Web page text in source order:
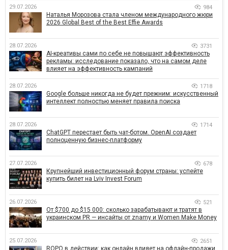
29.07.2026 984
Наталья Морозова стала членом международного жюри
2026 Global Best of the Best Effie Awards
28.07.2026 3731
AI-креативы сами по себе не повышают эффективность
рекламы: исследование показало, что на самом деле
влияет на эффективность кампаний
28.07.2026 1718
Google больше никогда не будет прежним: искусственный
интеллект полностью меняет правила поиска
28.07.2026 1714
ChatGPT перестает быть чат-ботом. OpenAI создает
полноценную бизнес-платформу
27.07.2026 678
Крупнейший инвестиционный форум страны: успейте
купить билет на Lviv Invest Forum
26.07.2026 521
От $700 до $15 000: сколько зарабатывают и тратят в
украинском PR — инсайты от znamy и Women Make Money
25.07.2026 2651
ROPO в действии: как онлайн влияет на офлайн-продажи